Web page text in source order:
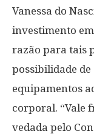
Vanessa do
investimento
razão para tais
possibilidade
equipamentos
corporal. “Vale
vedada pelo